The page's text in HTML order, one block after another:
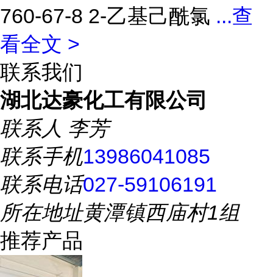
760-67-8 2-乙基己酰氯 ...查
看全文 >
联系我们
湖北达豪化工有限公司
联系人 李芳
联系手机13986041085
联系电话027-59106191
所在地址黄潭镇西庙村1组
推荐产品